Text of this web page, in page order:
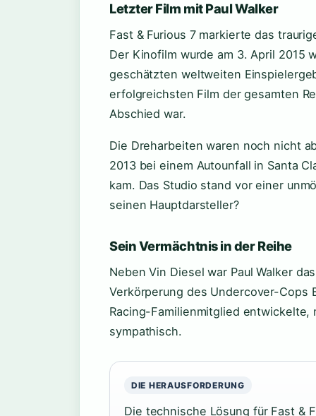
Letzter Film mit Paul Walker
Fast & Furious 7 markierte das
Der Kinofilm wurde am 3. April
geschätzten weltweiten
erfolgreichsten Film der gesamten
Abschied war.
Die Dreharbeiten waren noch nicht
2013 bei einem Autounfall in Santa
kam. Das Studio stand vor einer
seinen Hauptdarsteller?
Sein Vermächtnis in der Reihe
Neben Vin Diesel war Paul Walker
Verkörperung des Undercover-Cops
Racing-Familienmitglied
sympathisch.
DIE HERAUSFORDERUNG
Die technische Lösung für Fast &